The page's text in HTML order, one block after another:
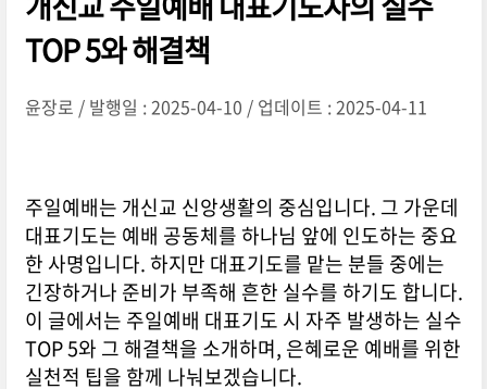
TOP 5와 해결책
윤장로 발행일 : 2025-04-10 업데이트 : 2025-04-11
주일예배는 개신교 신앙생활의 중심입니다. 그 가운데
대표기도는 예배 공동체를 하나님 앞에 인도하는 중요
한 사명입니다. 하지만 대표기도를 맡는 분들 중에는
긴장하거나 준비가 부족해 흔한 실수를 하기도 합니다.
이 글에서는 주일예배 대표기도 시 자주 발생하는 실수
TOP 5와 그 해결책을 소개하며, 은혜로운 예배를 위한
실천적 팁을 함께 나눠보겠습니다.